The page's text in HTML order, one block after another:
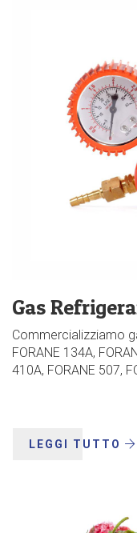
Gas
Commercializziamo
FORANE 134A,
410A, FORANE 507,
LEGGI TUTTO